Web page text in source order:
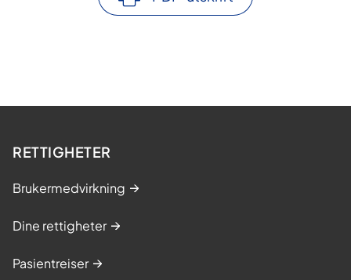
i
RETTIGHETER
Brukermedvirkning
Dine rettigheter
Pasientreiser